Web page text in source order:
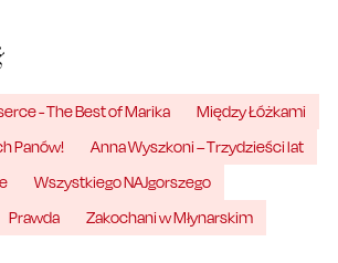
- The Best of Marika
Między Łóżkami
Panów!
Anna Wyszkoni – Trzydzieści lat
Wszystkiego NAJgorszego
Prawda
Zakochani w Młynarskim